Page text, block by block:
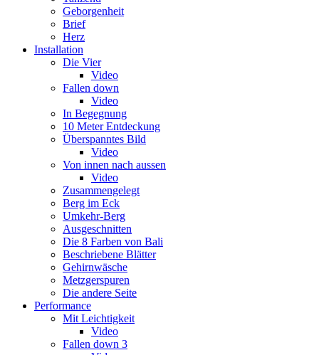
Geborgenheit
Brief
Herz
Installation
Die Vier
Video
Fallen down
Video
In Begegnung
10 Meter Entdeckung
Überspanntes Bild
Video
Von innen nach aussen
Video
Zusammengelegt
Berg im Eck
Umkehr-Berg
Ausgeschnitten
Die 8 Farben von Bali
Beschriebene Blätter
Gehirnwäsche
Metzgerspuren
Die andere Seite
Performance
Mit Leichtigkeit
Video
Fallen down 3